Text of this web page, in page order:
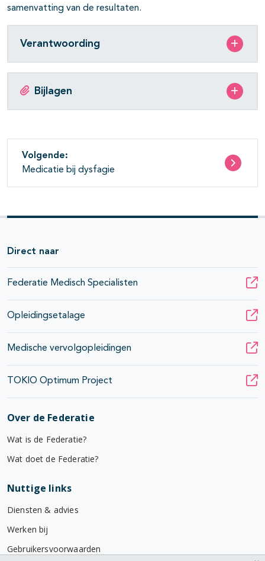
samenvatting van de resultaten.
Verantwoording
Bijlagen
Volgende:
Medicatie bij dysfagie
Direct naar
Federatie Medisch Specialisten
Opleidingsetalage
Medische vervolgopleidingen
TOKIO Optimum Project
Over de Federatie
Wat is de Federatie?
Wat doet de Federatie?
Nuttige links
Diensten & advies
Werken bij
Gebruikersvoorwaarden